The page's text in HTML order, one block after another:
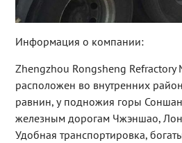
Информация о компании:
Zhengzhou Rongsheng Refractory
расположен во внутренних
равнин, у подножия горы
железным дорогам Чжэншао,
Удобная транспортировка,